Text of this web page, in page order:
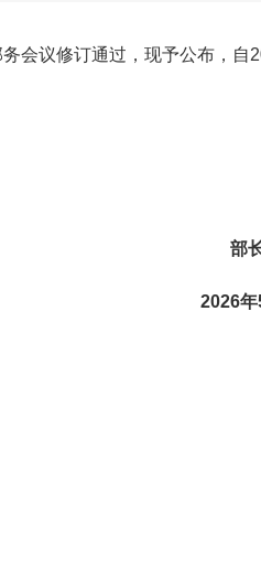
会议修订通过，现予公布，自
部
2026年